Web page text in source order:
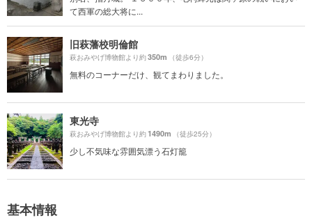
て西軍の総大将に...
旧萩藩校明倫館
萩おみやげ博物館より約350m （徒歩6分）
無料のコーナーだけ、観てまわりました。
東光寺
萩おみやげ博物館より約1490m （徒歩25分）
少し不気味な雰囲気漂う石灯籠
基本情報